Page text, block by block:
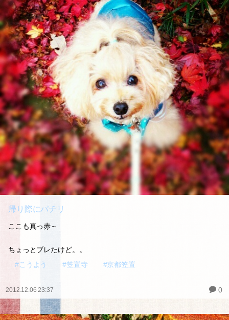
帰り際にパチリ
ここも真っ赤～
ちょっとブレたけど。。
#こうよう
#笠置寺 #京都笠置
2012.12.06 23:37 0